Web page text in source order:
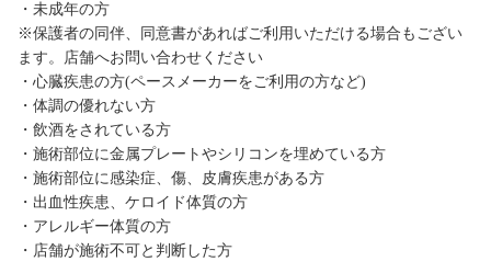
・未成年の方
※保護者の同伴、同意書があればご利用いただける場合もござい
ます。店舗へお問い合わせください
・心臓疾患の方(ペースメーカーをご利用の方など)
・体調の優れない方
・飲酒をされている方
・施術部位に金属プレートやシリコンを埋めている方
・施術部位に感染症、傷、皮膚疾患がある方
・出血性疾患、ケロイド体質の方
・アレルギー体質の方
・店舗が施術不可と判断した方